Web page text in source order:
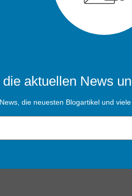
aktuellen News
die neuesten Blogartikel und